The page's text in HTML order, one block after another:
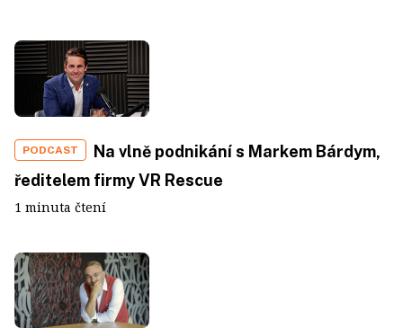
PODCAST
Na vlně podnikání s Markem Bárdym,
ředitelem firmy VR Rescue
1 minuta čtení